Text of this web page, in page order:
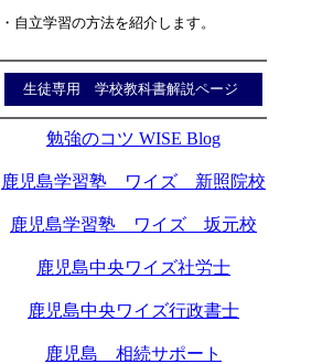
・自立学習の方法を紹介します。
生徒専用 学校教科書解説ページ
勉強のコツ WISE Blog
鹿児島学習塾 ワイズ 新照院校
鹿児島学習塾 ワイズ 坂元校
鹿児島中央ワイズ社労士
鹿児島中央ワイズ行政書士
鹿児島 相続サポート